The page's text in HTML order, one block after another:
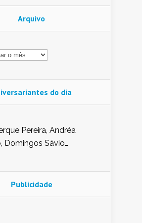
Arquivo
do dia
Pereira, Andréa
Domingos Sávio
Sena, Fátima Peixoto,
Kátia Mesel,
Publicidade